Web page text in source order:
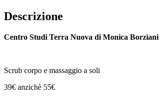
Descrizione
Centro Studi Terra Nuova di Monica Borziani
Scrub corpo e massaggio a soli
39€ anzichè 55€